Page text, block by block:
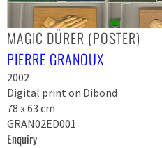
MAGIC DÜRER (POSTER)
PIERRE GRANOUX
2002
Digital print on Dibond
78 x 63 cm
GRAN02ED001
Enquiry